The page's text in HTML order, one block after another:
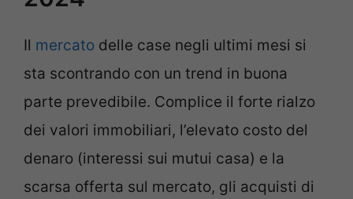
Il mercato delle case negli ultimi mesi si
sta scontrando con un trend in buona
parte prevedibile. Complice il forte rialzo
dei valori immobiliari, l’elevato costo del
denaro (interessi sui mutui casa) e la
scarsa offerta sul mercato, gli acquisti di